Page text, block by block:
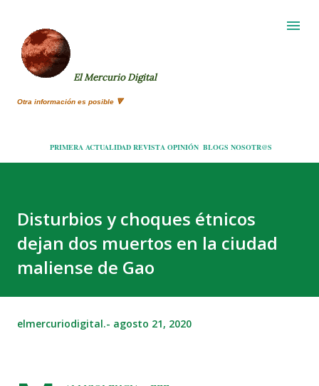
El Mercurio Digital
Otra información es posible 🔻
PRIMERA ACTUALIDAD REVISTA OPINIÓN BLOGS NOSOTR@S
Disturbios y choques étnicos
dejan dos muertos en la ciudad
maliense de Gao
elmercuriodigital.- agosto 21, 2020